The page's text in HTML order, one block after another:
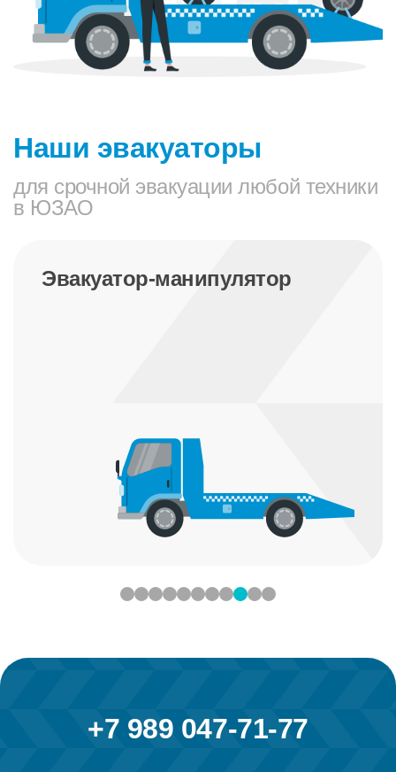
Наши эвакуаторы
для срочной эвакуации любой техники
в ЮЗАО
Эвакуатор недорого
+7 989 047-71-77